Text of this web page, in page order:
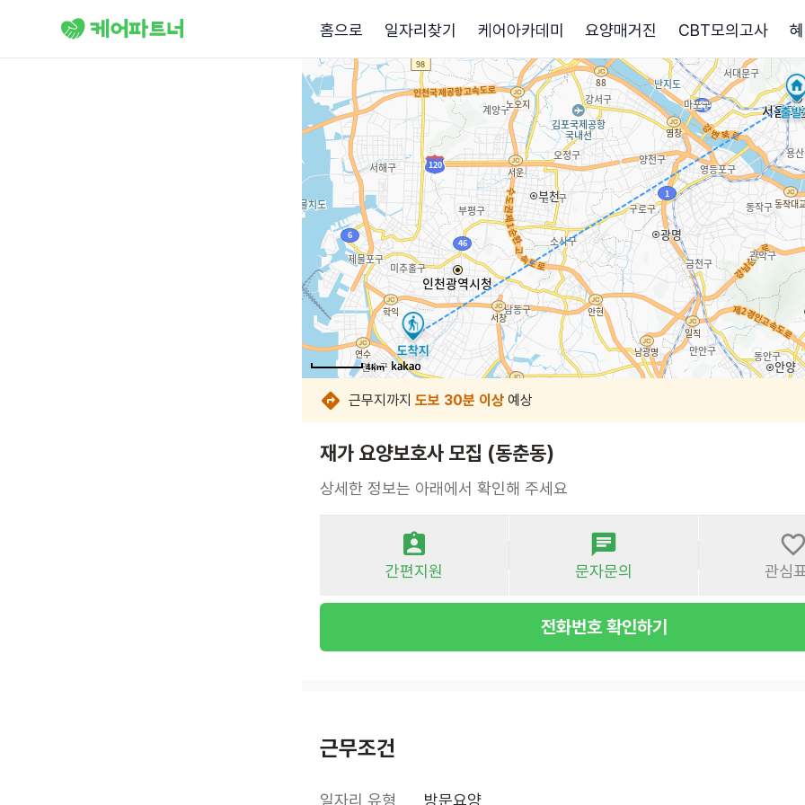
홈으로 일자리찾기 케어아카데미 요양매거진 CBT모의고사
4km
4km
4km
4km
4km
4km
4km
4km
근무지까지 도보 30분 이상 예상
재가 요양보호사 모집 (동춘동)
상세한 정보는 아래에서 확인해 주세요
간편지원 문자문의 관심
전화번호 확인하기
근무조건
일자리 유형 방문요양